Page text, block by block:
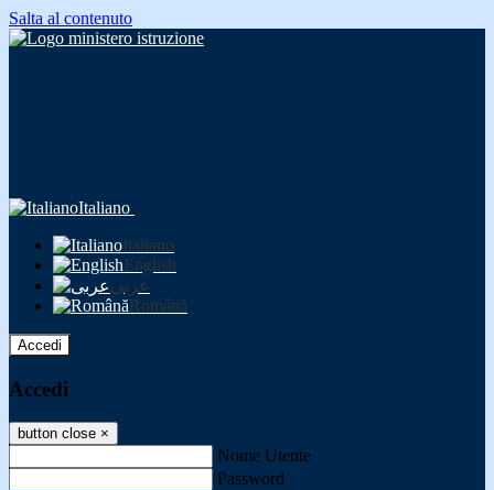
Salta al contenuto
Italiano
Italiano
English
عربى
Română
Accedi
Accedi
button close ×
Nome Utente
Password